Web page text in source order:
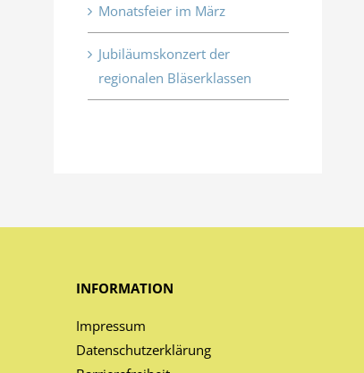
Monatsfeier im März
Jubiläumskonzert der
regionalen Bläserklassen
INFORMATION
Impressum
Datenschutzerklärung